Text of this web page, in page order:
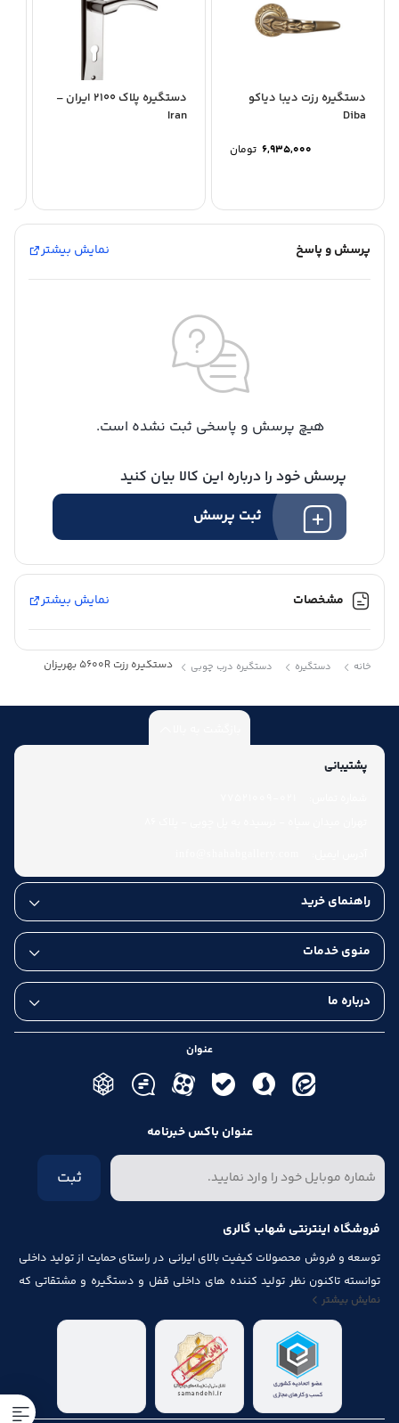
دستگیره رزت دیبا دیاکو
Diba
6,935,000 تومان
دستگیره پلاک 2100 ایران –
Iran
پرسش و پاسخ نمایش بیشتر
هیچ پرسش و پاسخی ثبت نشده است.
پرسش خود را درباره این کالا بیان کنید
ثبت پرسش
مشخصات نمایش بیشتر
خانه دستگیره دستگیره درب چوبی دستگیره رزت 5600R بهریزان
پشتیبانی
راهنمای خرید
منوی خدمات
درباره ما
عنوان
عنوان باکس خبرنامه
ثبت
فروشگاه اینترنتی شهاب گالری
توسعه و فروش محصولات کیفیت بالای ایرانی در راستای حمایت از تولید داخلی
توانسته تاکنون نظر تولید کننده های داخلی قفل و دستگیره و مشتقاتی که
مرتبط با درب و پنجره باشد از قبیل شماره پلاک، جک آرام بند ، فنر های در ، لولا ،
چرخ ، پیچ ، ریل ، پایه کابینت و لوازم آلات مصرف شده در کابینت را به خود جلب
نمایش بیشتر